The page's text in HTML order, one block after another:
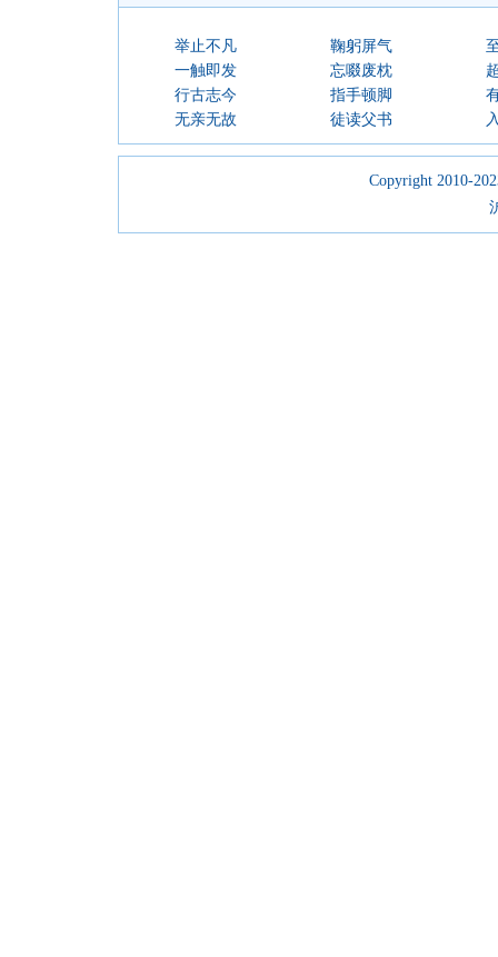
举止不凡 鞠躬屏气
一触即发
忘啜废枕
行古志今
指手顿脚
无亲无故
徒读父书
Copyright 2010-